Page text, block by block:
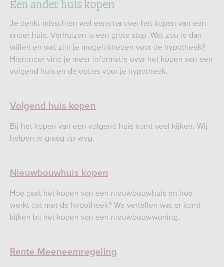
Een ander huis kopen
Je denkt misschien wel eens na over het kopen van een
ander huis. Verhuizen is een grote stap. Wat zou je dan
willen en wat zijn je mogelijkheden voor de hypotheek?
Hieronder vind je meer informatie over het kopen van een
volgend huis en de opties voor je hypotheek.
Volgend huis kopen
Bij het kopen van een volgend huis komt veel kijken. Wij
helpen je graag op weg.
Nieuwbouwhuis kopen
Hoe gaat het kopen van een nieuwbouwhuis en hoe
werkt dat met de hypotheek? We vertellen wat er komt
kijken bij het kopen van een nieuwbouwwoning.
Rente Meeneemregeling